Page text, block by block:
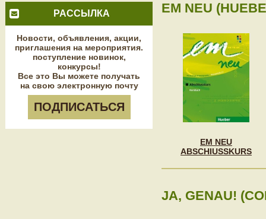
РАССЫЛКА
Новости, объявления, акции,
приглашения на мероприятия.
поступление новинок,
конкурсы!
Все это Вы можете получать
на свою электронную почту
ПОДПИСАТЬСЯ
EM NEU
EM NEU
ABSCHIUSSKURS
JA, GENAU!